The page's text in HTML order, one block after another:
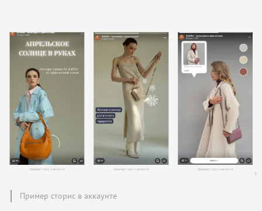
Пример сторис в аккаунте